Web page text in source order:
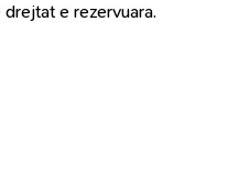
e rezervuara.